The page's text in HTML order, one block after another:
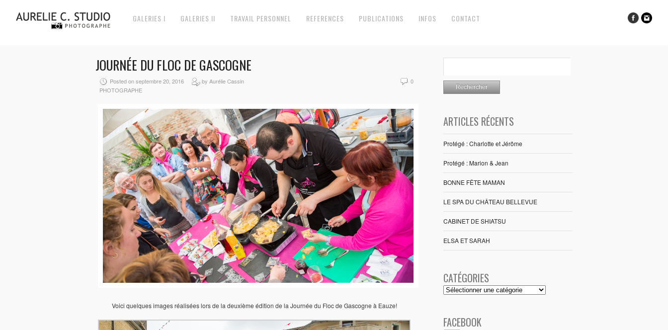
GALERIES I GALERIES II TRAVAIL PERSONNEL REFERENCES PUBLICATIONS INFOS CONTACT
JOURNÉE DU FLOC DE GASCOGNE
Posted on septembre 20, 2016
by Aurélie Cassin
PHOTOGRAPHE
0
Voici quelques images réalisées lors de la deuxième édition de la Journée du Floc de Gascogne à Eauze!
ARTICLES RÉCENTS
Protégé : Charlotte et Jérôme
Protégé : Marion & Jean
BONNE FÊTE MAMAN
LE SPA DU CHÂTEAU BELLEVUE
CABINET DE SHIATSU
ELSA ET SARAH
CATÉGORIES
Catégories
FACEBOOK